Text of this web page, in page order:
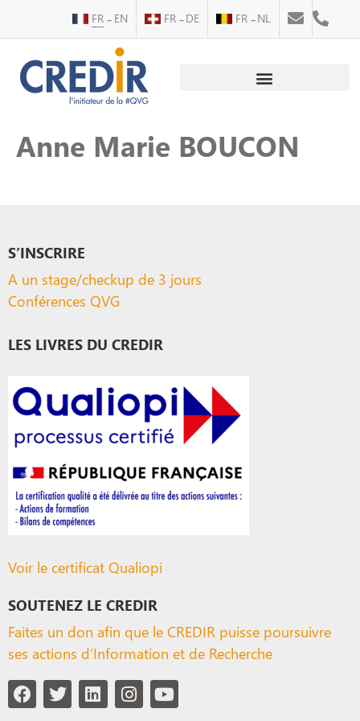
FR EN FR DE FR NL
Anne Marie BOUCON
S’INSCRIRE
A un stage/checkup de 3 jours
Conférences QVG
LES LIVRES DU CREDIR
Voir le certificat Qualiopi
SOUTENEZ LE CREDIR
Faites un don afin que le CREDIR puisse poursuivre
ses actions d’Information et de Recherche